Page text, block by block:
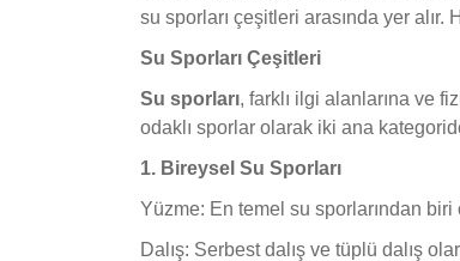
su sporları çeşitleri arasında yer
Su Sporları Çeşitleri
Su sporları, farklı ilgi alanlarına ve
odaklı sporlar olarak iki ana
1. Bireysel Su Sporları
Yüzme: En temel su sporlarından
Dalış: Serbest dalış ve tüplü dalış